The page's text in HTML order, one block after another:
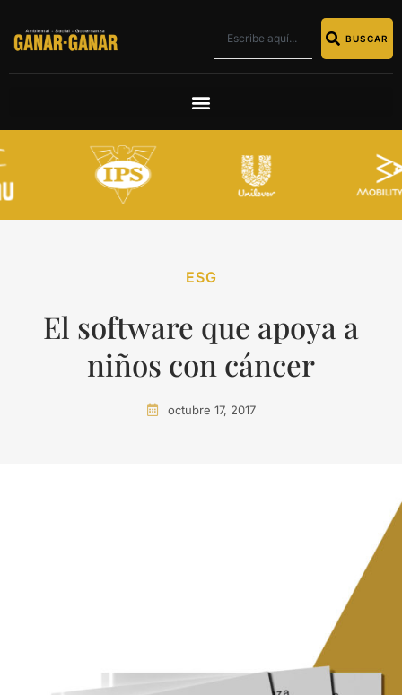
BUSCAR
ESG
El software que apoya a
niños con cáncer
octubre 17, 2017